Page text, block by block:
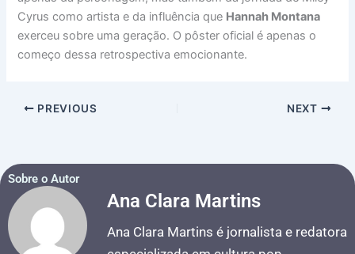
Cyrus como artista e da influência que Hannah Montana
exerceu sobre uma geração. O pôster oficial é apenas o
começo dessa retrospectiva emocionante.
PREVIOUS NEXT
Sobre o Autor
Ana Clara Martins
Ana Clara Martins é jornalista e redatora